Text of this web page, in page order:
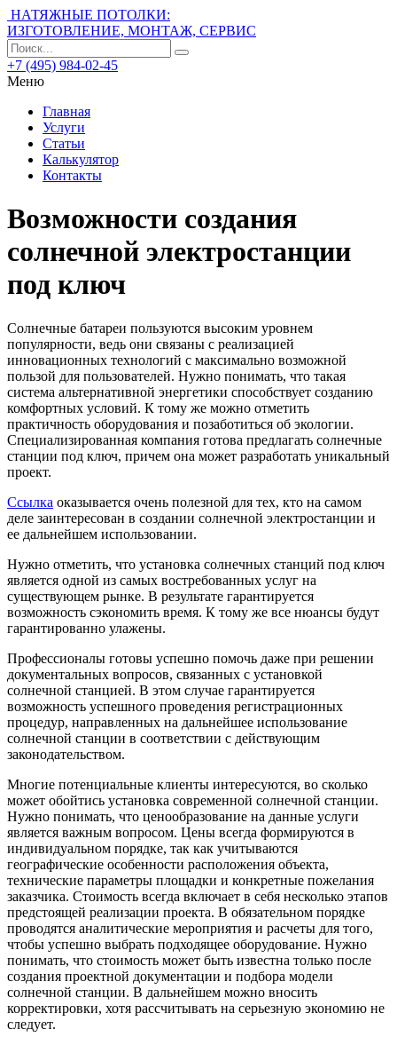
НАТЯЖНЫЕ ПОТОЛКИ:
ИЗГОТОВЛЕНИЕ, МОНТАЖ, СЕРВИС
+7 (495) 984-02-45
Меню
Главная
Услуги
Статьи
Калькулятор
Контакты
Возможности создания
солнечной электростанции
под ключ
Солнечные батареи пользуются высоким уровнем
популярности, ведь они связаны с реализацией
инновационных технологий с максимально возможной
пользой для пользователей. Нужно понимать, что такая
система альтернативной энергетики способствует созданию
комфортных условий. К тому же можно отметить
практичность оборудования и позаботиться об экологии.
Специализированная компания готова предлагать солнечные
станции под ключ, причем она может разработать уникальный
проект.
Ссылка оказывается очень полезной для тех, кто на самом
деле заинтересован в создании солнечной электростанции и
ее дальнейшем использовании.
Нужно отметить, что установка солнечных станций под ключ
является одной из самых востребованных услуг на
существующем рынке. В результате гарантируется
возможность сэкономить время. К тому же все нюансы будут
гарантированно улажены.
Профессионалы готовы успешно помочь даже при решении
документальных вопросов, связанных с установкой
солнечной станцией. В этом случае гарантируется
возможность успешного проведения регистрационных
процедур, направленных на дальнейшее использование
солнечной станции в соответствии с действующим
законодательством.
Многие потенциальные клиенты интересуются, во сколько
может обойтись установка современной солнечной станции.
Нужно понимать, что ценообразование на данные услуги
является важным вопросом. Цены всегда формируются в
индивидуальном порядке, так как учитываются
географические особенности расположения объекта,
технические параметры площадки и конкретные пожелания
заказчика. Стоимость всегда включает в себя несколько этапов
предстоящей реализации проекта. В обязательном порядке
проводятся аналитические мероприятия и расчеты для того,
чтобы успешно выбрать подходящее оборудование. Нужно
понимать, что стоимость может быть известна только после
создания проектной документации и подбора модели
солнечной станции. В дальнейшем можно вносить
корректировки, хотя рассчитывать на серьезную экономию не
следует.